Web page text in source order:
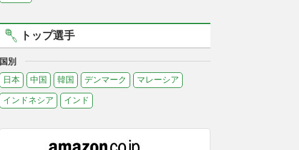
トップ選手
国別
日本
中国 韓国 デンマーク マレーシア
インドネシア インド